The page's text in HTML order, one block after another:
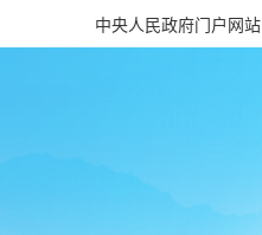
中央人民政府门户网站